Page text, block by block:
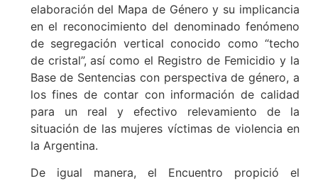
elaboración del Mapa de Género y su implicancia
en el reconocimiento del denominado fenómeno
de segregación vertical conocido como “techo
de cristal”, así como el Registro de Femicidio y la
Base de Sentencias con perspectiva de género, a
los fines de contar con información de calidad
para un real y efectivo relevamiento de la
situación de las mujeres víctimas de violencia en
la Argentina.
De igual manera, el Encuentro propició el